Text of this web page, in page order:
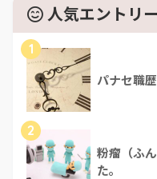
人気エントリー
1
パナセ職
2
粉瘤（ふ
た。